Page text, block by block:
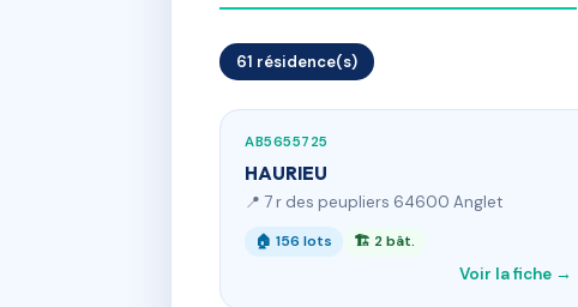
61 résidence(s)
AB5655725
HAURIEU
📍 7 r des peupliers 64600 Anglet
🏠 156 lots 🏗 2 bât.
Voir la fiche →